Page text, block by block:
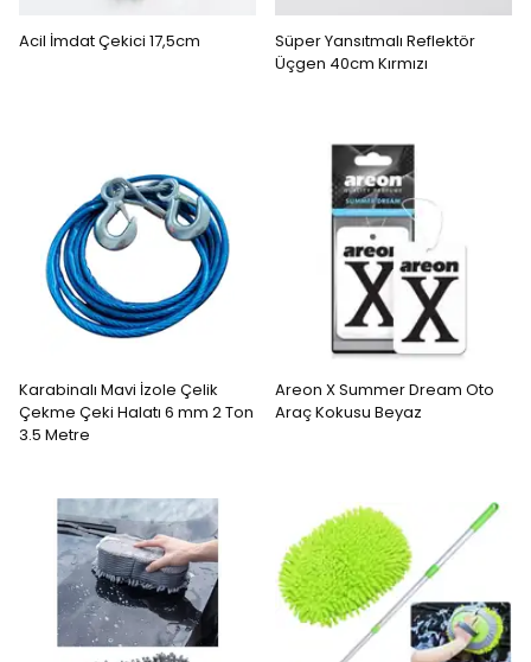
Acil İmdat Çekici 17,5cm
Süper Yansıtmalı Reflektör
Üçgen 40cm Kırmızı
Karabinalı Mavi İzole Çelik
Çekme Çeki Halatı 6 mm 2 Ton
3.5 Metre
Areon X Summer Dream Oto
Araç Kokusu Beyaz